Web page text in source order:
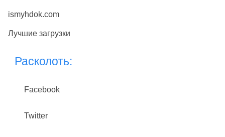
ismyhdok.com
Лучшие загрузки
Расколоть:
Facebook
Twitter